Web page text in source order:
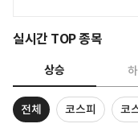
실시간 TOP 종목
상승
전체 코스피 코